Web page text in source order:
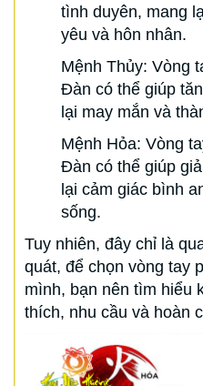
tình duyên, mang
yêu và hôn nhân.
Mệnh Thủy: Vòng
Đàn có thể giúp
lại may mắn và
Mệnh Hỏa: Vòng
Đàn có thể giúp
lại cảm giác bình
sống.
Tuy nhiên, đây chỉ là
quát, để chọn vòng tay
mình, bạn nên tìm hiểu
thích, nhu cầu và hoàn